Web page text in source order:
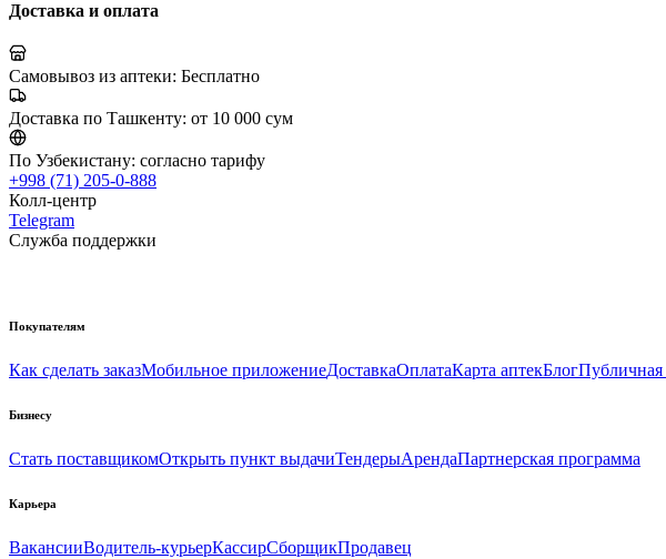
Доставка и оплата
Самовывоз из аптеки: Бесплатно
Доставка по Ташкенту: от 10 000 сум
По Узбекистану: согласно тарифу
+998 (71) 205-0-888
Колл-центр
Telegram
Служба поддержки
Покупателям
Как сделать заказМобильное приложениеДоставкаОплатаКарта аптекБлогПубличная
Бизнесу
Стать поставщикомОткрыть пункт выдачиТендерыАрендаПартнерская программа
Карьера
ВакансииВодитель-курьерКассирСборщикПродавец